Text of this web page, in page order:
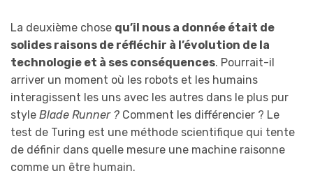
La deuxième chose qu’il nous a donnée était de
solides raisons de réfléchir à l’évolution de la
technologie et à ses conséquences. Pourrait-il
arriver un moment où les robots et les humains
interagissent les uns avec les autres dans le plus pur
style Blade Runner ? Comment les différencier ? Le
test de Turing est une méthode scientifique qui tente
de définir dans quelle mesure une machine raisonne
comme un être humain.